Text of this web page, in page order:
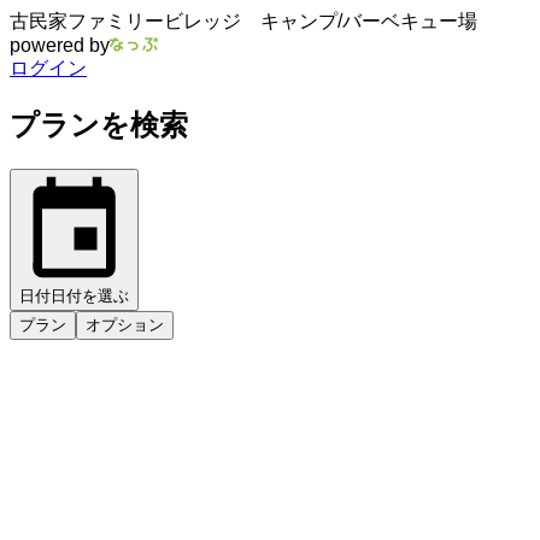
古民家ファミリービレッジ キャンプ/バーベキュー場
powered by
ログイン
プランを検索
日付 日付を選ぶ
プラン
オプション